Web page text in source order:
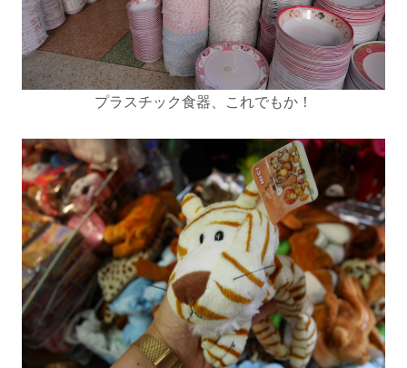
プラスチック食器、これでもか！